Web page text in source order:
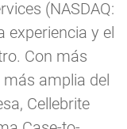
(NASDAQ:
experiencia y el
Con más
amplia del
Cellebrite